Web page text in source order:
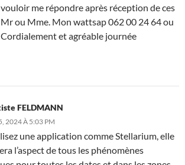
me répondre après réception de ces
Mr ou Mme. Mon wattsap 062 00 24 64 ou
et agréable journée
FELDMANN
2024 À 5:03 PM
une application comme Stellarium, elle
l’aspect de tous les phénomènes